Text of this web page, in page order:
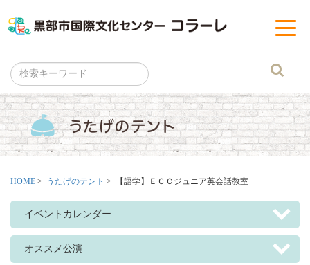
黒部
t
o
v
i
g
a
t
i
o
HOME > うたげのテント > 【語学】ＥＣＣジュニア英会話教室
イベントカレンダー
オススメ公演